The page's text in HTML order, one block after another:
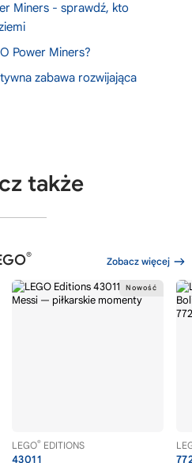
Miners - sprawdź, kto
Power Miners?
zabawa rozwijająca
także
® Zobacz więcej
LEGO® EDITIONS
43011